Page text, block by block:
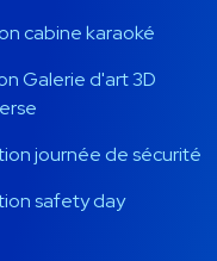
cabine karaoké
Galerie d'art 3D
journée de sécurité
safety day